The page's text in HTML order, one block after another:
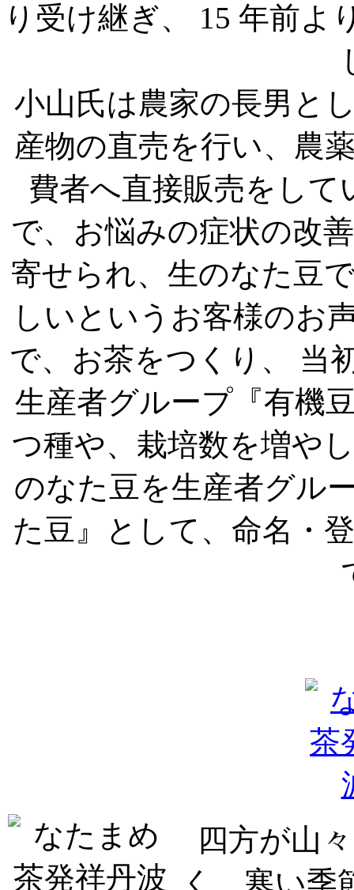
り受け継ぎ、 15 年前よ
小山氏は農家の長男と
産物の直売を行い、農
費者へ直接販売をし
で、お悩みの症状の改
寄せられ、生のなた豆
しいというお客様のお
で、お茶をつくり、 当
生産者グループ『有機
つ種や、栽培数を増や
のなた豆を生産者グル
た豆』として、命名・
四方が山
く、寒い季